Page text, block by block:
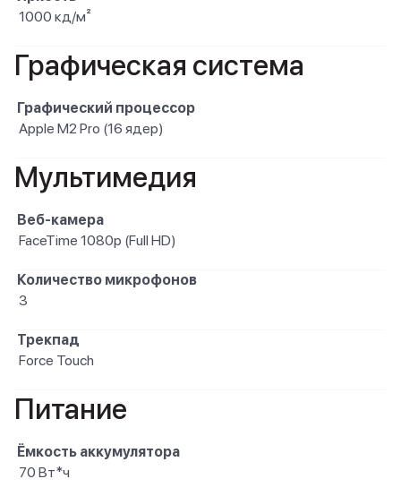
1000 кд/м²
Графическая система
Графический процессор
Apple M2 Pro (16 ядер)
Мультимедия
Веб-камера
FaceTime 1080p (Full HD)
Количество микрофонов
3
Трекпад
Force Touch
Питание
Ёмкость аккумулятора
70 Вт*ч